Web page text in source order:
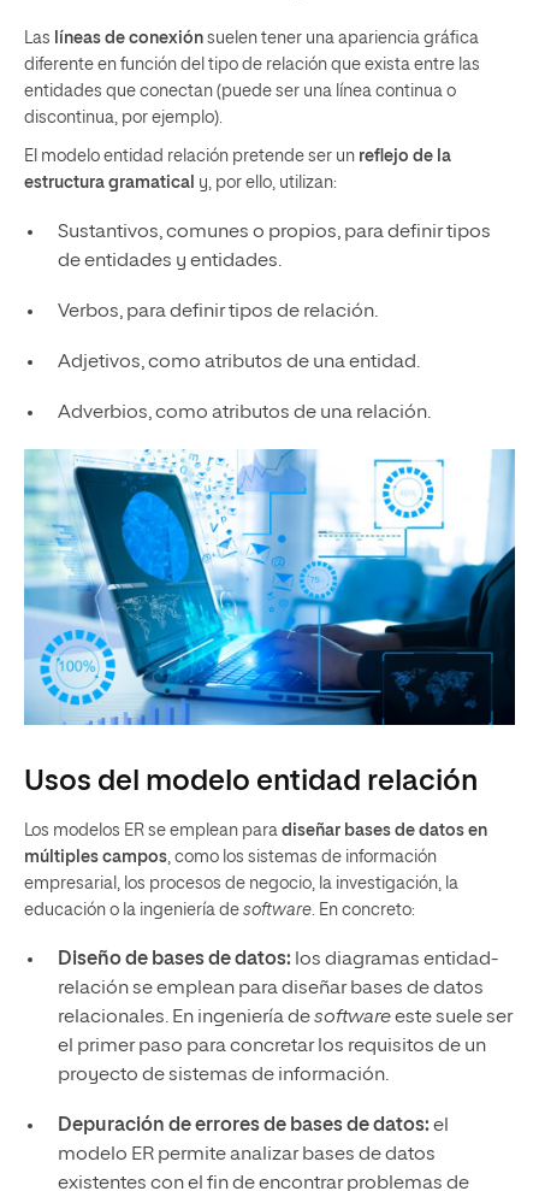
Las líneas de conexión suelen tener una apariencia gráfica
diferente en función del tipo de relación que exista entre las
entidades que conectan (puede ser una línea continua o
discontinua, por ejemplo).
El modelo entidad relación pretende ser un reflejo de la
estructura gramatical y, por ello, utilizan:
Sustantivos, comunes o propios, para definir tipos
de entidades y entidades.
Verbos, para definir tipos de relación.
Adjetivos, como atributos de una entidad.
Adverbios, como atributos de una relación.
Usos del modelo entidad relación
Los modelos ER se emplean para diseñar bases de datos en
múltiples campos, como los sistemas de información
empresarial, los procesos de negocio, la investigación, la
educación o la ingeniería de software. En concreto:
Diseño de bases de datos: los diagramas entidad-
relación se emplean para diseñar bases de datos
relacionales. En ingeniería desoftwareeste suele ser
el primer paso para concretar los requisitos de un
proyecto de sistemas de información.
Depuración de errores de bases de datos: el
modelo ER permite analizar bases de datos
existentes con el fin de encontrar problemas de